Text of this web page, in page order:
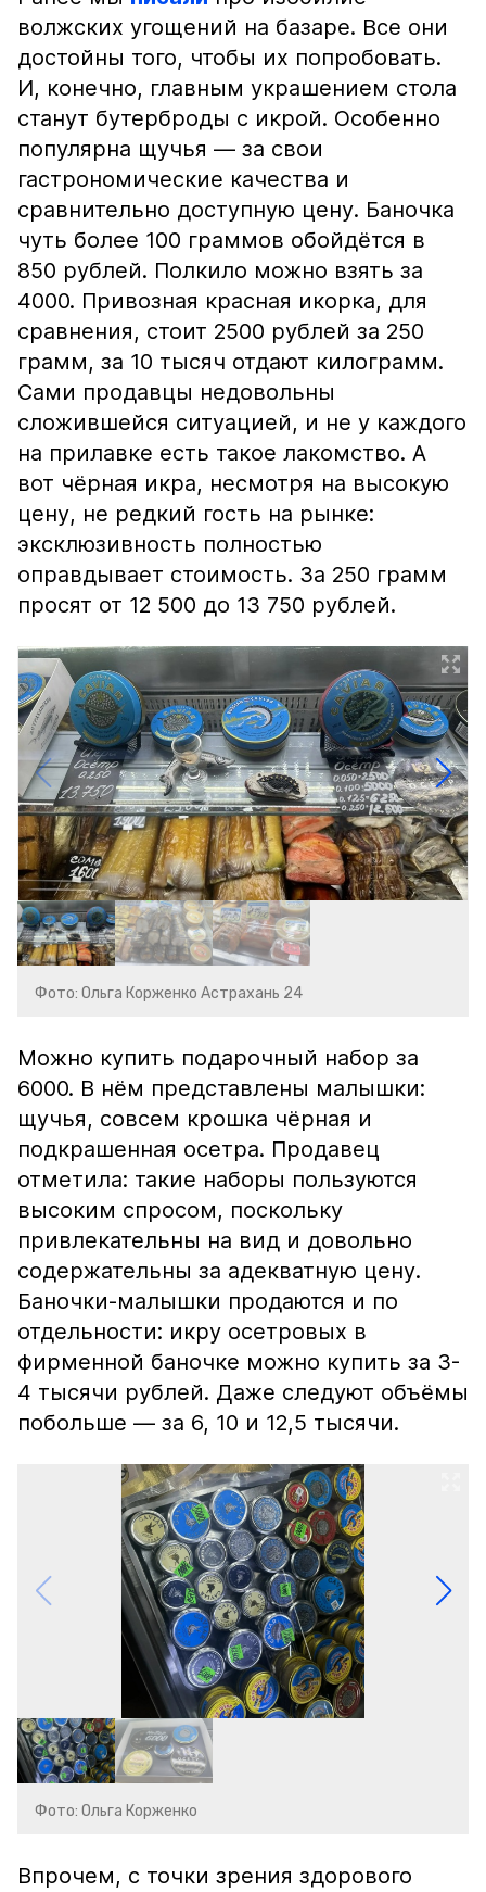
волжских угощений на базаре. Все они
достойны того, чтобы их попробовать.
И, конечно, главным украшением стола
станут бутерброды с икрой. Особенно
популярна щучья — за свои
гастрономические качества и
сравнительно доступную цену. Баночка
чуть более 100 граммов обойдётся в
850 рублей. Полкило можно взять за
4000. Привозная красная икорка, для
сравнения, стоит 2500 рублей за 250
грамм, за 10 тысяч отдают килограмм.
Сами продавцы недовольны
сложившейся ситуацией, и не у каждого
на прилавке есть такое лакомство. А
вот чёрная икра, несмотря на высокую
цену, не редкий гость на рынке:
эксклюзивность полностью
оправдывает стоимость. За 250 грамм
просят от 12 500 до 13 750 рублей.
Фото: Ольга Корженко Астрахань 24
Можно купить подарочный набор за
6000. В нём представлены малышки:
щучья, совсем крошка чёрная и
подкрашенная осетра. Продавец
отметила: такие наборы пользуются
высоким спросом, поскольку
привлекательны на вид и довольно
содержательны за адекватную цену.
Баночки-малышки продаются и по
отдельности: икру осетровых в
фирменной баночке можно купить за 3-
4 тысячи рублей. Даже следуют объёмы
побольше — за 6, 10 и 12,5 тысячи.
Фото: Ольга Корженко
Впрочем, с точки зрения здорового